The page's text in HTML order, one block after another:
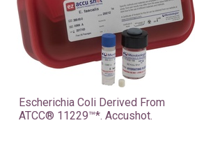
Escherichia Coli Derived From
ATCC® 11229™*. Accushot.